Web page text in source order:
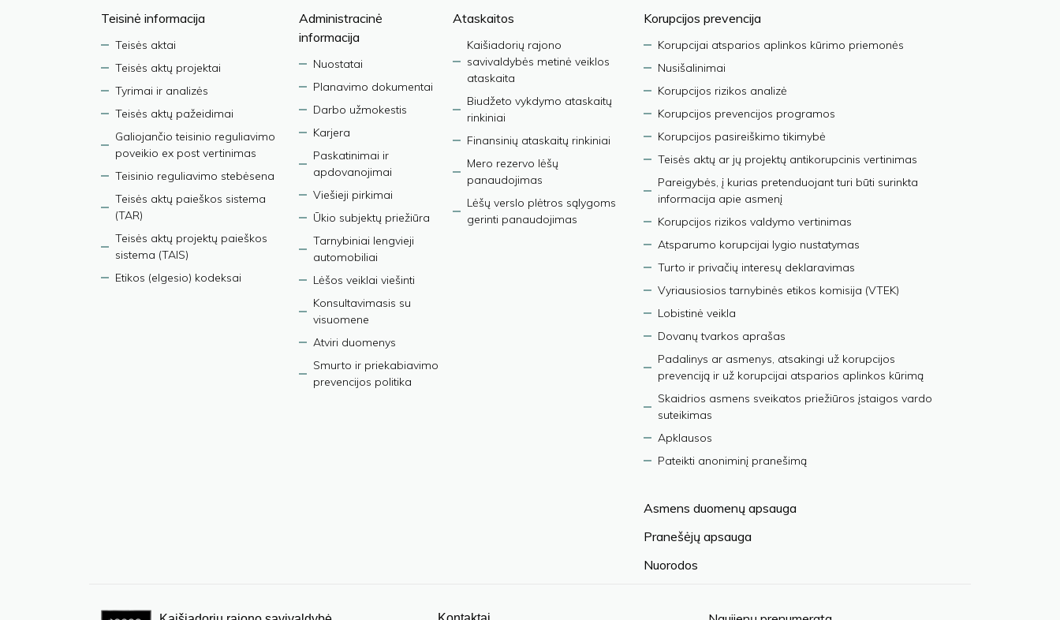
Teisinė informacija
Teisės aktai
Teisės aktų projektai
Tyrimai ir analizės
Teisės aktų pažeidimai
Galiojančio teisinio reguliavimo
poveikio ex post vertinimas
Teisinio reguliavimo stebėsena
Teisės aktų paieškos sistema
(TAR)
Teisės aktų projektų paieškos
sistema (TAIS)
Etikos (elgesio) kodeksai
Administracinė
informacija
Nuostatai
Planavimo dokumentai
Darbo užmokestis
Karjera
Paskatinimai ir
apdovanojimai
Viešieji pirkimai
Ūkio subjektų priežiūra
Tarnybiniai lengvieji
automobiliai
Lėšos veiklai viešinti
Konsultavimasis su
visuomene
Atviri duomenys
Smurto ir priekabiavimo
prevencijos politika
Ataskaitos
Kaišiadorių rajono
savivaldybės metinė veiklos
ataskaita
Biudžeto vykdymo ataskaitų
rinkiniai
Finansinių ataskaitų rinkiniai
Mero rezervo lėšų
panaudojimas
Lėšų verslo plėtros sąlygoms
gerinti panaudojimas
Korupcijos prevencija
Korupcijai atsparios aplinkos kūrimo priemonės
Nusišalinimai
Korupcijos rizikos analizė
Korupcijos prevencijos programos
Korupcijos pasireiškimo tikimybė
Teisės aktų ar jų projektų antikorupcinis vertinimas
Pareigybės, į kurias pretenduojant turi būti surinkta
informacija apie asmenį
Korupcijos rizikos valdymo vertinimas
Atsparumo korupcijai lygio nustatymas
Turto ir privačių interesų deklaravimas
Vyriausiosios tarnybinės etikos komisija (VTEK)
Lobistinė veikla
Dovanų tvarkos aprašas
Padalinys ar asmenys, atsakingi už korupcijos
prevenciją ir už korupcijai atsparios aplinkos kūrimą
Skaidrios asmens sveikatos priežiūros įstaigos vardo
suteikimas
Apklausos
Pateikti anoniminį pranešimą
Asmens duomenų apsauga
Pranešėjų apsauga
Nuorodos